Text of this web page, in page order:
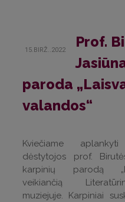
15.BIRŽ..2022
Prof.
paroda
valandos“
Kviečiame
dėstytojos prof.
karpinių parodą
veikiančią
muziejuje. Karpiniai